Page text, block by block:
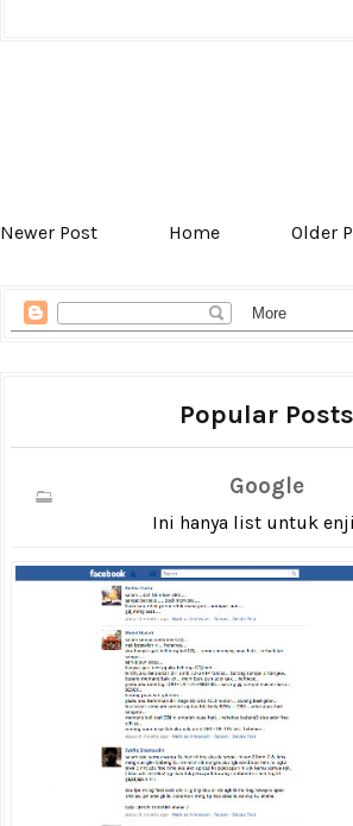
Newer Post Home Older
Popular Posts
Google
Ini hanya list untuk